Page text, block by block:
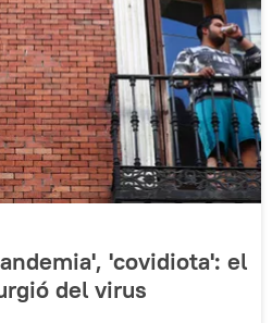
'covidiota': el
del virus